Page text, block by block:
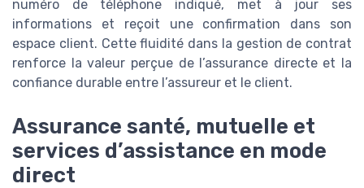
numéro de téléphone indiqué, met à jour ses
informations et reçoit une confirmation dans son
espace client. Cette fluidité dans la gestion de contrat
renforce la valeur perçue de l’assurance directe et la
confiance durable entre l’assureur et le client.
Assurance santé, mutuelle et
services d’assistance en mode
direct